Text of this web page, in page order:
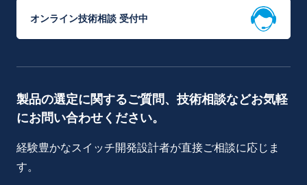
オンライン技術相談 受付中
製品の選定に関するご質問、技術相談などお気軽
にお問い合わせください。
経験豊かなスイッチ開発設計者が直接ご相談に応じま
す。